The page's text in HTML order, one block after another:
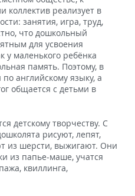
коллектив реализует в
занятия, игра, труд,
что дошкольный
для усвоения
у маленького ребёнка
память. Поэтому, в
английскому языку, а
общается с детьми в
детскому творчеству. С
рисуют, лепят,
из шерсти, выжигают. Они
из папье-маше, учатся
квиллинга,